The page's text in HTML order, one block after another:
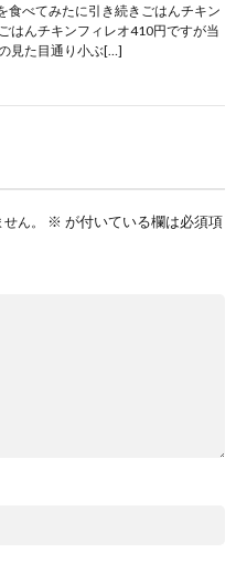
食べてみたに引き続きごはんチキン
はんチキンフィレオ410円ですが当
見た目通り小ぶ[…]
ん。 ※ が付いている欄は必須項